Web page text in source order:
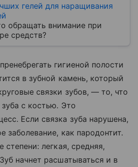
гелей для наращивания
обращать внимание при
средств?
гигиеной полости
в зубной камень, который
связки зубов, — то, что
с костью. Это
Если связка зуба нарушена,
заболевание, как пародонтит.
степени: легкая, средняя,
начнет расшатываться и в